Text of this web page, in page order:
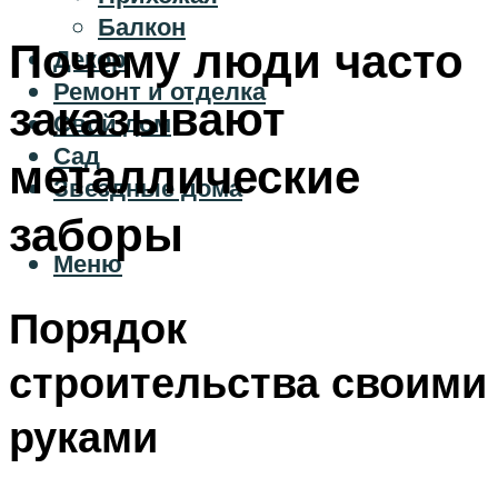
Балкон
Декор
Ремонт и отделка
Свой дом
Сад
Звездные дома
Меню
Почему люди часто
заказывают
металлические
заборы
Порядок
строительства своими
руками